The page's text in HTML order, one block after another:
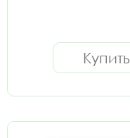
Купить